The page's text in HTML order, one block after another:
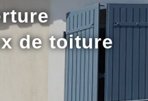
de toiture